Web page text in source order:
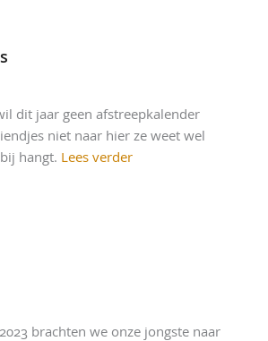
dit jaar geen afstreepkalender
niet naar hier ze weet wel
hangt. Lees verder
brachten we onze jongste naar